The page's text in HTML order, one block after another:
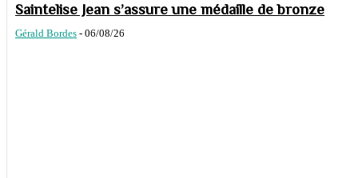
Saintelise Jean s’assure une médaille de bronze
Gérald Bordes - 06/08/26